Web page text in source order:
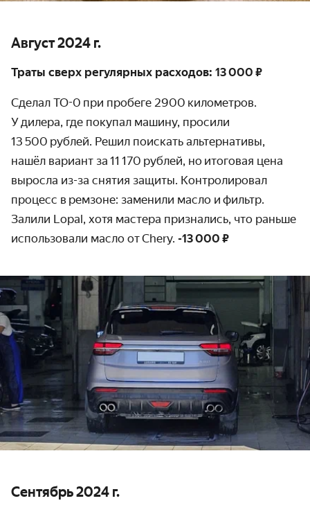
Август 2024 г.
Траты сверх регулярных расходов: 13 000 ₽
Сделал ТО-0 при пробеге 2900 километров.
У дилера, где покупал машину, просили
13 500 рублей. Решил поискать альтернативы,
нашёл вариант за 11 170 рублей, но итоговая цена
выросла из-за снятия защиты. Контролировал
процесс в ремзоне: заменили масло и фильтр.
Залили Lopal, хотя мастера признались, что раньше
использовали масло от Chery. -13 000 ₽
Сентябрь 2024 г.